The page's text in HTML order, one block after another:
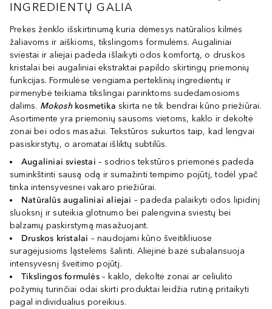
INGREDIENTŲ GALIA
Prekės ženklo išskirtinumą kuria dėmesys natūralios kilmės
žaliavoms ir aiškioms, tikslingoms formulėms. Augaliniai
sviestai ir aliejai padeda išlaikyti odos komfortą, o druskos
kristalai bei augaliniai ekstraktai papildo skirtingų priemonių
funkcijas. Formulėse vengiama perteklinių ingredientų ir
pirmenybė teikiama tikslingai parinktoms sudedamosioms
dalims. Mokoshkosmetika skirta ne tik bendrai kūno priežiūrai.
Asortimente yra priemonių sausoms vietoms, kaklo ir dekoltė
zonai bei odos masažui. Tekstūros sukurtos taip, kad lengvai
pasiskirstytų, o aromatai išliktų subtilūs.
Augaliniai sviestai – sodrios tekstūros priemonės padeda
suminkštinti sausą odą ir sumažinti tempimo pojūtį, todėl ypač
tinka intensyvesnei vakaro priežiūrai.
Natūralūs augaliniai aliejai – padeda palaikyti odos lipidinį
sluoksnį ir suteikia glotnumo bei palengvina sviestų bei
balzamų paskirstymą masažuojant.
Druskos kristalai – naudojami kūno šveitikliuose
suragėjusioms ląstelėms šalinti. Aliejinė bazė subalansuoja
intensyvesnį šveitimo pojūtį.
Tikslingos formulės– kaklo, dekoltė zonai ar celiulito
požymių turinčiai odai skirti produktai leidžia rutiną pritaikyti
pagal individualius poreikius.